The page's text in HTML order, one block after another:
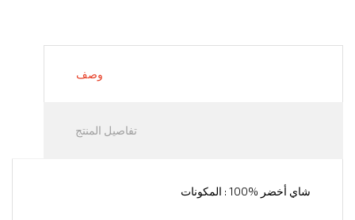
وصف
تفاصيل المنتج
المكونات : 100% شاي أخضر